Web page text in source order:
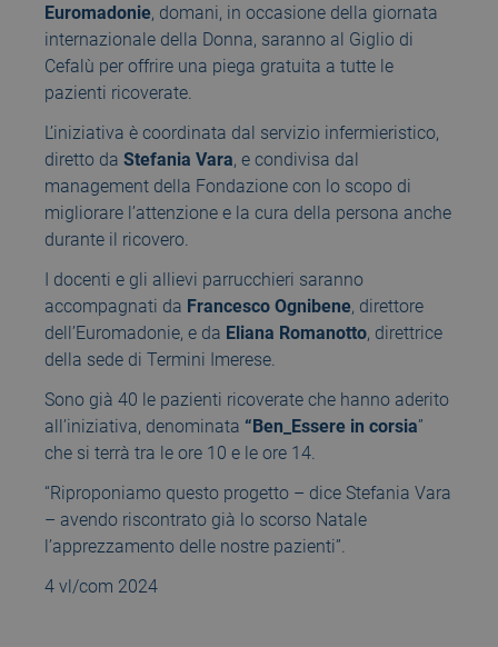
Euromadonie, domani, in occasione della giornata
internazionale della Donna, saranno al Giglio di
Cefalù per offrire una piega gratuita a tutte le
pazienti ricoverate.
L’iniziativa è coordinata dal servizio infermieristico,
diretto da Stefania Vara, e condivisa dal
management della Fondazione con lo scopo di
migliorare l’attenzione e la cura della persona anche
durante il ricovero.
I docenti e gli allievi parrucchieri saranno
accompagnati da Francesco Ognibene, direttore
dell’Euromadonie, e da Eliana Romanotto, direttrice
della sede di Termini Imerese.
Sono già 40 le pazienti ricoverate che hanno aderito
all’iniziativa, denominata “Ben_Essere in corsia”
che si terrà tra le ore 10 e le ore 14.
“Riproponiamo questo progetto – dice Stefania Vara
– avendo riscontrato già lo scorso Natale
l’apprezzamento delle nostre pazienti”.
4 vl/com 2024